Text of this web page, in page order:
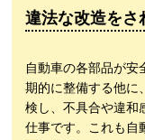
違法な改造をさ
自動車の各部品が安
期的に整備する他に
検し、不具合や違和
仕事です。これも自